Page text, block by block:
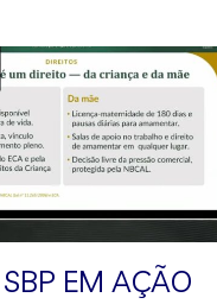
SBP EM AÇÃO